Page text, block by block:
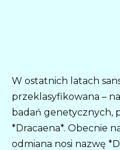
W ostatnich latach
przeklasyfikowana –
badań genetycznych,
*Dracaena*. Obecnie
odmiana nosi nazwę